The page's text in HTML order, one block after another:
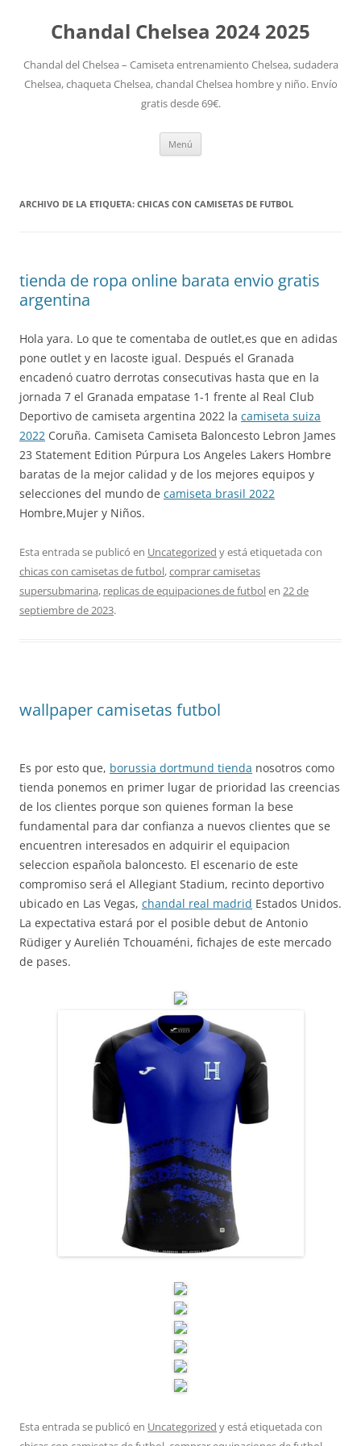
Chandal Chelsea 2024 2025
Chandal del Chelsea – Camiseta entrenamiento Chelsea, sudadera
Chelsea, chaqueta Chelsea, chandal Chelsea hombre y niño. Envío
gratis desde 69€.
Menú
ARCHIVO DE LA ETIQUETA: CHICAS CON CAMISETAS DE FUTBOL
tienda de ropa online barata envio gratis
argentina
Hola yara. Lo que te comentaba de outlet,es que en adidas
pone outlet y en lacoste igual. Después el Granada
encadenó cuatro derrotas consecutivas hasta que en la
jornada 7 el Granada empatase 1-1 frente al Real Club
Deportivo de camiseta argentina 2022 la camiseta suiza
2022 Coruña. Camiseta Camiseta Baloncesto Lebron James
23 Statement Edition Púrpura Los Angeles Lakers Hombre
baratas de la mejor calidad y de los mejores equipos y
selecciones del mundo de camiseta brasil 2022
Hombre,Mujer y Niños.
Esta entrada se publicó en Uncategorized y está etiquetada con
chicas con camisetas de futbol,comprar camisetas
supersubmarina, replicas de equipaciones de futbolen 22 de
septiembre de 2023.
wallpaper camisetas futbol
Es por esto que, borussia dortmund tienda nosotros como
tienda ponemos en primer lugar de prioridad las creencias
de los clientes porque son quienes forman la bese
fundamental para dar confianza a nuevos clientes que se
encuentren interesados en adquirir el equipacion
seleccion española baloncesto. El escenario de este
compromiso será el Allegiant Stadium, recinto deportivo
ubicado en Las Vegas, chandal real madrid Estados Unidos.
La expectativa estará por el posible debut de Antonio
Rüdiger y Aurelién Tchouaméni, fichajes de este mercado
de pases.
Esta entrada se publicó en Uncategorized y está etiquetada con